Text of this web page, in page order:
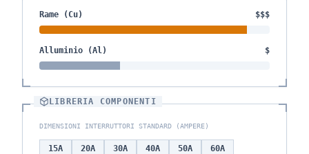
Rame (Cu) $$$
Alluminio (Al) $
LIBRERIA COMPONENTI
DIMENSIONI INTERRUTTORI STANDARD (AMPERE)
15A 20A 30A 40A 50A 60A